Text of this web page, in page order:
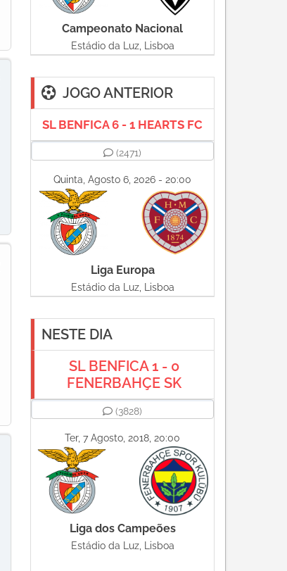
Campeonato Nacional
Estádio da Luz, Lisboa
JOGO ANTERIOR
SL BENFICA 6 - 1 HEARTS FC
(2471)
Quinta, Agosto 6, 2026 - 20:00
Liga Europa
Estádio da Luz, Lisboa
NESTE DIA
SL BENFICA 1 - 0
FENERBAHÇE SK
(3828)
Ter, 7 Agosto, 2018, 20:00
Liga dos Campeões
Estádio da Luz, Lisboa